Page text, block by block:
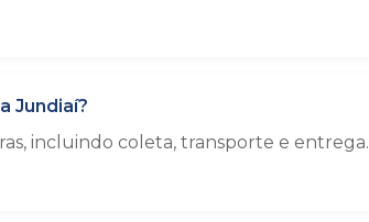
Jundiaí?
incluindo coleta, transporte e